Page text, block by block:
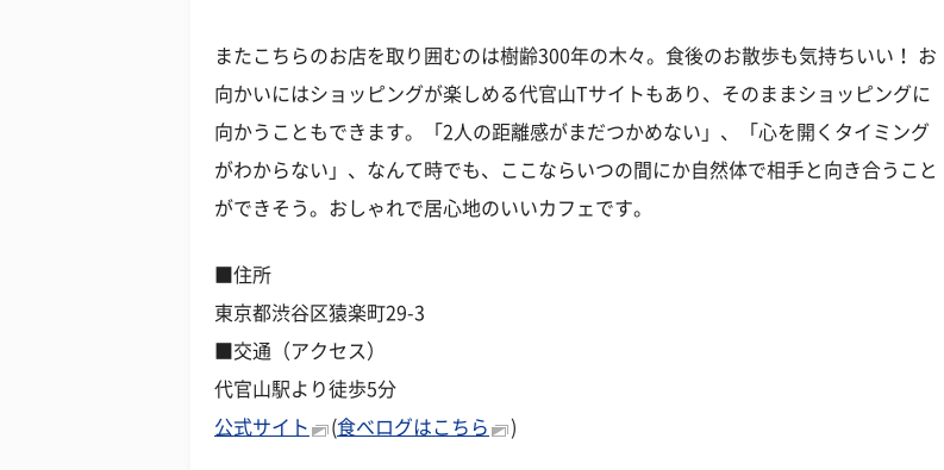
またこちらのお店を取り囲むのは樹齢300年の木々。食後のお散歩も気持ちいい！ お
向かいにはショッピングが楽しめる代官山Tサイトもあり、そのままショッピングに
向かうこともできます。「2人の距離感がまだつかめない」、「心を開くタイミング
がわからない」、なんて時でも、ここならいつの間にか自然体で相手と向き合うこと
ができそう。おしゃれで居心地のいいカフェです。
■住所
東京都渋谷区猿楽町29-3
■交通（アクセス）
代官山駅より徒歩5分
公式サイト
(食べログはこちら )